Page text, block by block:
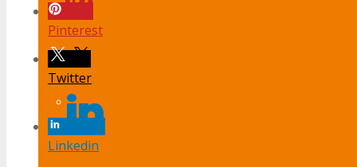
Red de ciudadanía activa y vida independiente
Pinterest
Twitter
Linkedin